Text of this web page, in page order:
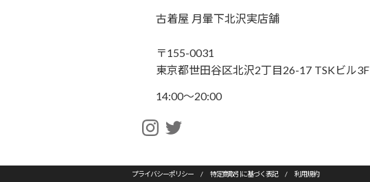
古着屋 月暈下北沢実店舗
〒155-0031
東京都世田谷区北沢2丁目26-17 TSKビル3F
14:00〜20:00
プライバシーポリシー / 特定商取引に基づく表記 / 利用規約